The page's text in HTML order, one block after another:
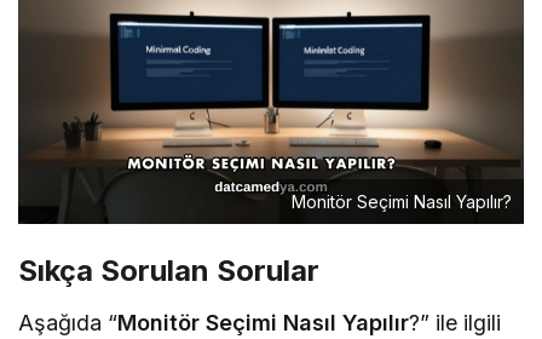
Monitör Seçimi Nasıl Yapılır?
Sıkça Sorulan Sorular
Aşağıda “Monitör Seçimi Nasıl Yapılır?” ile ilgili